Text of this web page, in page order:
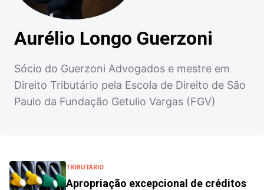
Aurélio Longo Guerzoni
Sócio do Guerzoni Advogados e mestre em
Direito Tributário pela Escola de Direito de São
Paulo da Fundação Getulio Vargas (FGV)
TRIBUTÁRIO
Apropriação excepcional de créditos